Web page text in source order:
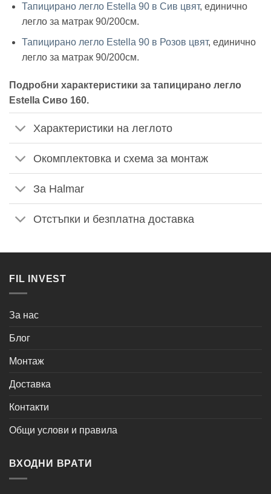
Тапицирано легло Estella 90 в Сив цвят, единично
легло за матрак 90/200см.
Тапицирано легло Estella 90 в Розов цвят, единично
легло за матрак 90/200см.
Подробни характеристики за тапицирано легло
Estella Сиво 160.
Характеристики на леглото
Окомплектовка и схема за монтаж
За Halmar
Отстъпки и безплатна доставка
FIL INVEST
За нас
Блог
Монтаж
Доставка
Контакти
Общи услови и правила
ВХОДНИ ВРАТИ